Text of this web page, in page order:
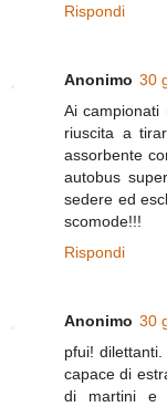
Rispondi
Anonimo 30
Ai campionati
riuscita a
assorbente
autobus
sedere ed
scomode!!!
Rispondi
Anonimo 30
pfui!
capace di
di martini e